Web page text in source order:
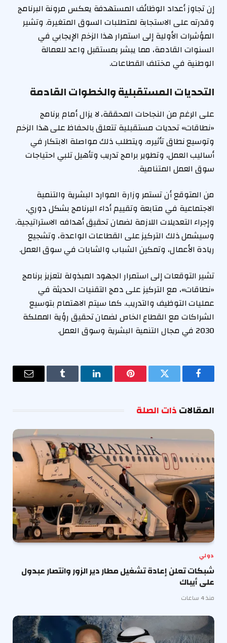
إن تجاوز أعداد الوظائف المستهدفة يعكس مرونة البرنامج
وقدرته على الاستجابة لمتطلبات السوق المتغيرة. وتشير
المؤشرات الأولية إلى استمرار هذا الزخم الإيجابي في
السنوات القادمة، مما يبشر بمستقبل واعد للعمالة
الوطنية في مختلف القطاعات.
التحديات المستقبلية والخطوات القادمة
على الرغم من النجاحات المحققة، لا يزال أمام برنامج
«نطاقات» تحديات مستقبلية تتعلق بالحفاظ على هذا الزخم
وتوسيع نطاق تأثيره. ويتطلب ذلك مواصلة الابتكار في
أساليب العمل، وتطوير برامج تدريب وتأهيل تلبي احتياجات
سوق العمل المتنامية.
من المتوقع أن تستمر وزارة الموارد البشرية والتنمية
الاجتماعية في متابعة وتقييم أداء البرنامج بشكل دوري،
وإجراء التعديلات اللازمة لضمان تحقيق أهدافه الاستراتيجية.
وسيشمل ذلك التركيز على القطاعات الواعدة، وتشجيع
ريادة الأعمال، وتمكين الشباب والشابات في سوق العمل.
تشير التوقعات إلى استمرار الجهود المبذولة لتعزيز برنامج
«نطاقات»، مع التركيز على دمج التقنيات الحديثة في
عمليات التوظيف والتدريب. كما سيتم الاهتمام بتوسيع
الشراكات مع القطاع الخاص لضمان تحقيق رؤية المملكة
2030 في مجال التنمية البشرية وسوق العمل.
فيسبوك تويتر بينتيريستلينكدإن Tumblr
البريد
المقالاتذات الصلة
دولي
شبكات تعلن إعادة تشغيل مطار دير الزور وانتصار عبدول
على أيباك
منذ 4 ساعات